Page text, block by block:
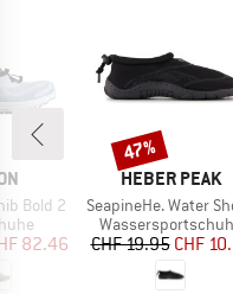
Bold 2
Preis
82.46
MARKE
HEBER PEAK
Artikel
SeapineHe. Water
Produktgruppe
Preis
CHF 19.95 CHF
Rabatt
47%